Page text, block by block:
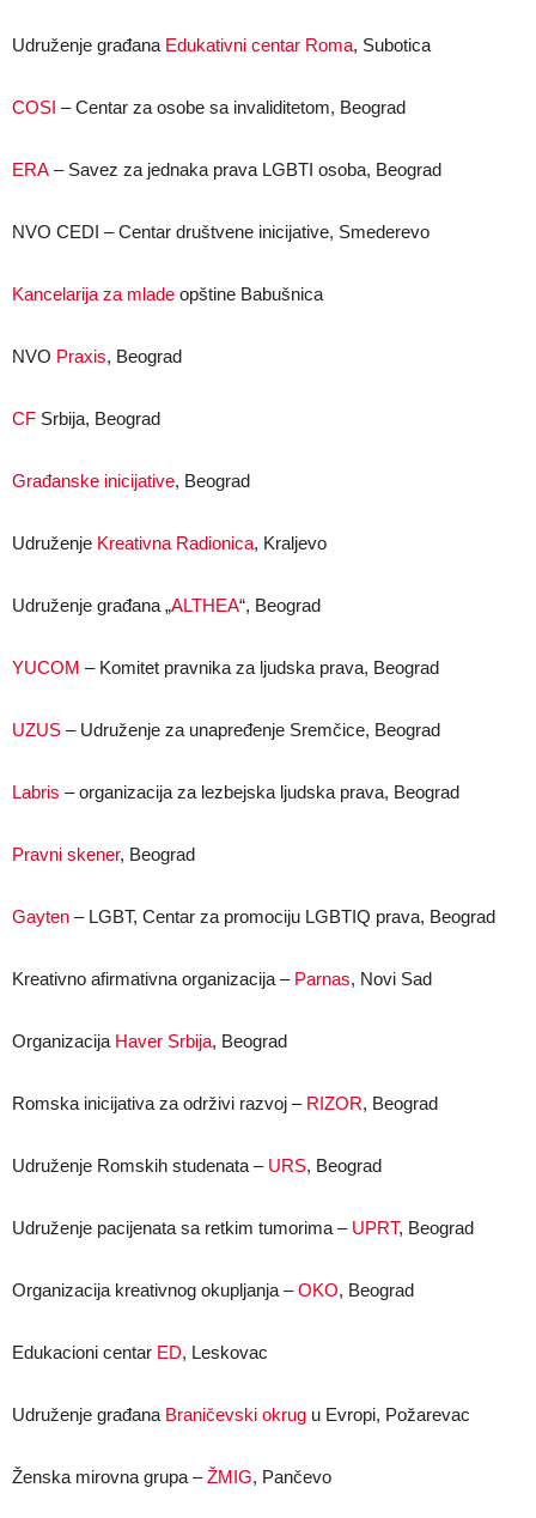
Udruženje građana Edukativni centar Roma, Subotica
COSI – Centar za osobe sa invaliditetom, Beograd
ERA – Savez za jednaka prava LGBTI osoba, Beograd
NVO CEDI – Centar društvene inicijative, Smederevo
Kancelarija za mlade opštine Babušnica
NVO Praxis, Beograd
CF Srbija, Beograd
Građanske inicijative, Beograd
Udruženje Kreativna Radionica, Kraljevo
Udruženje građana „ALTHEA“, Beograd
YUCOM – Komitet pravnika za ljudska prava, Beograd
UZUS – Udruženje za unapređenje Sremčice, Beograd
Labris – organizacija za lezbejska ljudska prava, Beograd
Pravni skener, Beograd
Gayten – LGBT, Centar za promociju LGBTIQ prava, Beograd
Kreativno afirmativna organizacija – Parnas, Novi Sad
Organizacija Haver Srbija, Beograd
Romska inicijativa za održivi razvoj – RIZOR, Beograd
Udruženje Romskih studenata – URS, Beograd
Udruženje pacijenata sa retkim tumorima – UPRT, Beograd
Organizacija kreativnog okupljanja –OKO, Beograd
Edukacioni centar ED, Leskovac
Udruženje građana Braničevski okrug u Evropi, Požarevac
Ženska mirovna grupa –ŽMIG, Pančevo